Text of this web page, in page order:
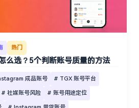
热门
么选？5个判断账号质量的方法
成品账号 # TGX 账号平台
# 社媒账号风险 # 账号用途定位